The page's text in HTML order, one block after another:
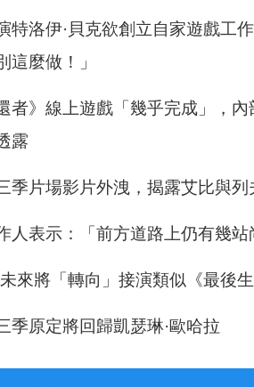
特洛伊·貝克欲創立自家遊戲
這麼做！」
者》線上遊戲「幾乎完成」，
露
季片場影片外洩，揭露艾比與列
人表示：「前方道路上仍有幾
來將「轉向」接演類似《最後
季原定將回歸凱瑟琳·歐哈拉